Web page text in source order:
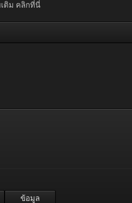
เติม คลิกที่นี่
ข้อมูล